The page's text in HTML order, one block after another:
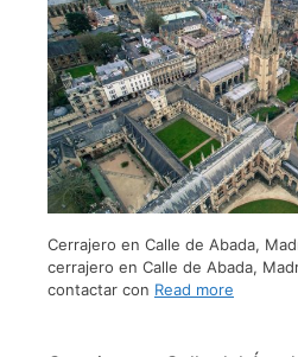
Cerrajero en Calle de Abada,
cerrajero en Calle de Abada,
contactar con Read more